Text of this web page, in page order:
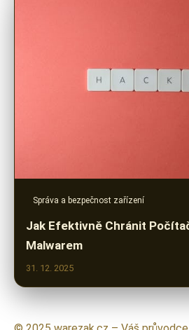
Správa a bezpečnost zařízení
Jak Efektivně Chránit
Malwarem
31. 12. 2025